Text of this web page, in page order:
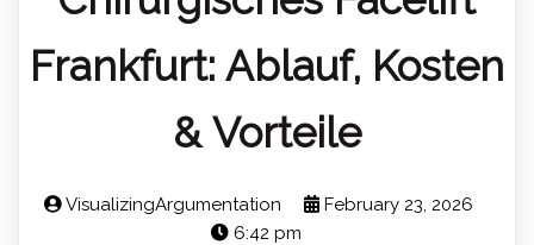
Frankfurt: Ablauf, Kosten
& Vorteile
VisualizingArgumentation
February 23, 2026
6:42 pm